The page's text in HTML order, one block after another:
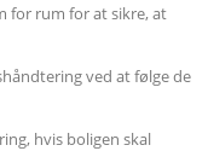
for rum for at sikre, at
ved at følge de
hvis boligen skal